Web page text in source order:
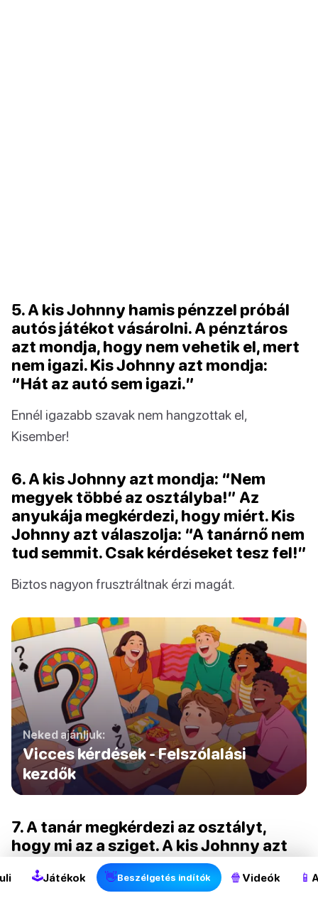
5. A kis Johnny hamis pénzzel próbál
autós játékot vásárolni. A pénztáros
azt mondja, hogy nem vehetik el, mert
nem igazi. Kis Johnny azt mondja:
“Hát az autó sem igazi.”
Ennél igazabb szavak nem hangzottak el,
Kisember!
6. A kis Johnny azt mondja: “Nem
megyek többé az osztályba!” Az
anyukája megkérdezi, hogy miért. Kis
Johnny azt válaszolja: “A tanárnő nem
tud semmit. Csak kérdéseket tesz fel!”
Biztos nagyon frusztráltnak érzi magát.
Neked ajánljuk:
Vicces kérdések - Felszólalási
kezdők
7. A tanár megkérdezi az osztályt,
hogy mi az a sziget. A kis Johnny azt
válaszolja: “minden oldalról víz borítja,
kivéve az 1-et!”. A tanára megkérdezi:
🕹Játékok 👋Beszélgetés indítók 🍿 Videók 📱